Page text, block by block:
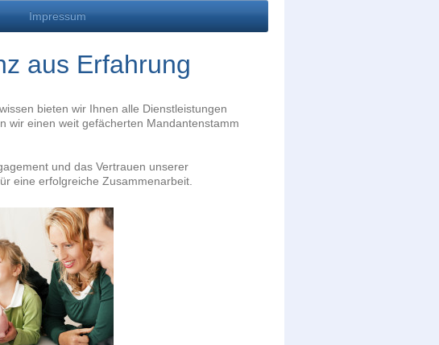
Impressum
aus Erfahrung
bieten wir Ihnen alle Dienstleistungen
wir einen weit gefächerten Mandantenstamm
und das Vertrauen unserer
eine erfolgreiche Zusammenarbeit.